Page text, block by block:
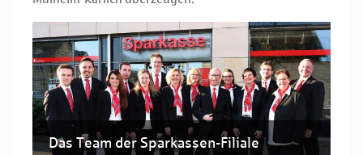
Das Team der Sparkassen-Filiale